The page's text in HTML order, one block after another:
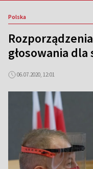
Polska
głosowania
06.07.2020, 12:01